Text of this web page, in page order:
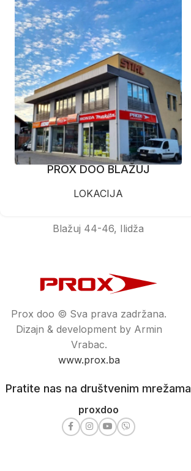
PROX DOO BLAŽUJ
LOKACIJA
Blažuj 44-46, Ilidža
Prox doo © Sva prava zadržana.
Dizajn & development by Armin
Vrabac.
www.prox.ba
Pratite nas na društvenim mrežama
proxdoo